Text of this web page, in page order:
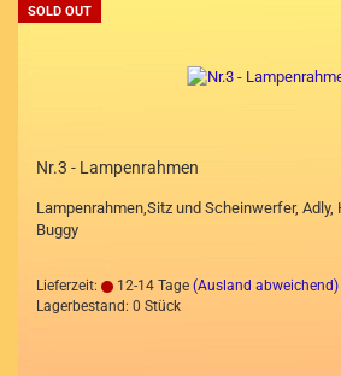
SOLD OUT
Nr.3 - Lampenrahmen
Lampenrahmen,Sitz und Scheinwerfer, Adly,
Buggy
Lieferzeit: 12-14 Tage (Ausland abweichend)
Lagerbestand: 0 Stück